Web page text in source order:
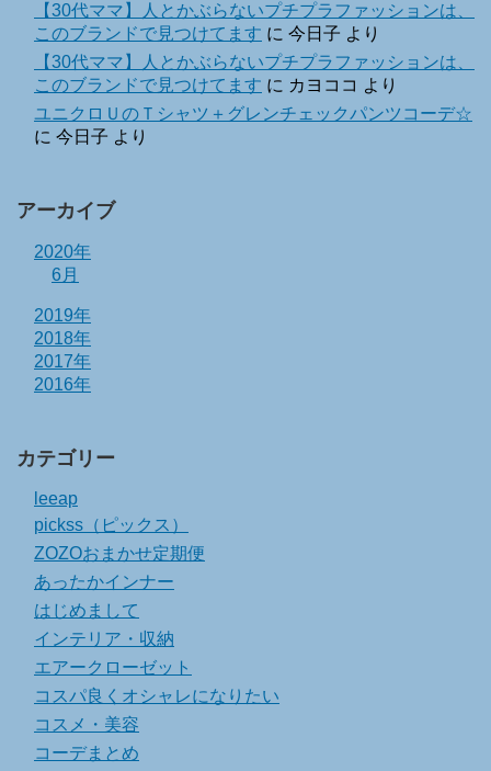
【30代ママ】人とかぶらないプチプラファッションは、
このブランドで見つけてます に 今日子 より
【30代ママ】人とかぶらないプチプラファッションは、
このブランドで見つけてます に カヨココ より
ユニクロＵのＴシャツ＋グレンチェックパンツコーデ☆
に 今日子 より
アーカイブ
2020年
6月
2019年
2018年
2017年
2016年
カテゴリー
leeap
pickss（ピックス）
ZOZOおまかせ定期便
あったかインナー
はじめまして
インテリア・収納
エアークローゼット
コスパ良くオシャレになりたい
コスメ・美容
コーデまとめ